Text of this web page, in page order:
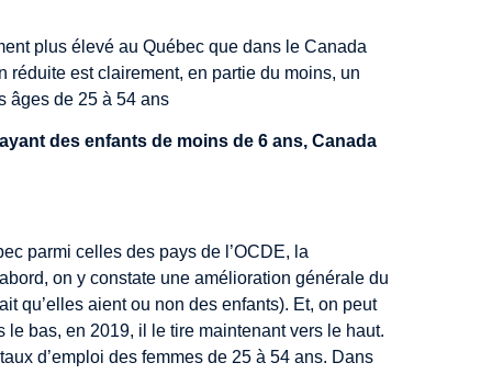
plus élevé au Québec que dans le Canada
réduite est clairement, en partie du moins, un
âges de 25 à 54 ans
des enfants de moins de 6 ans, Canada
parmi celles des pays de l’OCDE, la
on y constate une amélioration générale du
qu’elles aient ou non des enfants). Et, on peut
bas, en 2019, il le tire maintenant vers le haut.
d’emploi des femmes de 25 à 54 ans. Dans